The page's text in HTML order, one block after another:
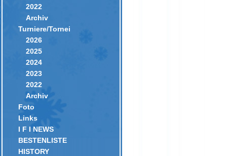
2022
Archiv
Turniere/Tornei
2026
2025
2024
2023
2022
Archiv
Foto
Links
I F I NEWS
BESTENLISTE
HISTORY